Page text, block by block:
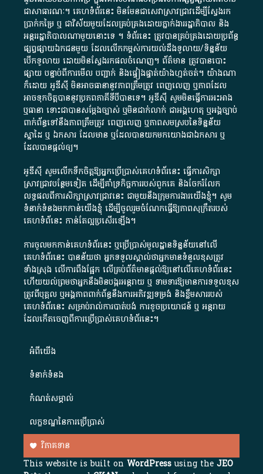
ជា​សាធារណៈ​។​ គេហទំព័រ​នេះ​ មិនមែន​ជា​សេវា​ស្រាវជ្រាវ​ដើម្បី​ស្វែងរក
ប្រាក់​កម្រៃ​ ឬ​ ជា​វិស័យ​មួយ​ដែល​គ្រប់គ្រង​ដោយ​ភ្នាក់ងារ​រដ្ឋាភិបាល​ និង ​
អន្តររដ្ឋាភិបាល​ណាមួយ​នោះ​ទេ ​។​ ទំព័រ​នេះ​ ត្រូវ​បាន​គ្រប់គ្រង​ដោយ​ប្រព័ន្ធ​
ផ្សព្វផ្សាយ​ឯកជន​មួយ​ ដែល​លើកកម្ពស់​ការ​យល់​ដឹង​ទូលាយ​/​ទិន្នន័យ​
បើក​ទូលាយ​ ដោយ​មិនស្វែង​រក​ផល​ចំណេញ​។​ ព័ត៌មាន​ ត្រូវ​បាន​បោះ
ផ្សាយ​ បន្ទាប់​ពី​ការ​មើល​ បញ្ជាក់​ និង​ផ្ទៀងផ្ទាត់​យ៉ាង​ហ្មត់ចត់​។​ យ៉ាងណា​
ក៏​ដោយ​ អូ​ឌី​ស៊ី​ មិន​អាច​ធានា​នូវ​ភាព​ត្រឹមត្រូវ​ ពេញលេញ​ ឬ​ភាព​ដែល​
អាច​ទុកចិត្ត​បាននូវ​ប្រភព​ភាគី​ទី​បី​បាន​ទេ​។​ អូ​ឌី​ស៊ី​ សូម​មិន​ធ្វើការ​អះអាង​
ឬ​ធានា​ ទោះជា​បាន​សម្តែង​ច្បាស់​ ឬ​មិន​ជាក់លាក់​ ជា​អង្គហេតុ​ ឬ​អង្គច្បាប់​
ពាក់ព័ន្ធ​ទៅ​នឹង​ភាព​ត្រឹមត្រូវ​ ពេញលេញ​ ឬ​ភាព​សម​ស្រប​នៃ​ទិន្នន័យ​
ស្នាដៃ​ ឬ​ ឯកសារ​ ដែល​មាន​ ឬ​ដែល​បាន​យក​មក​យោង​ជា​ឯកសារ​ ឬ​
ដែល​បាន​ផ្តល់​ឲ្យ​។
អូឌីស៊ី សូមលើកទឹកចិត្តឱ្យអ្នកប្រើប្រាស់គេហទំព័រនេះ ធ្វើការសិក្សា
ស្រាវជ្រាវបន្ថែមទៀត ដើម្បីគាំទ្រកិច្ចការ​របស់ពួកគេ និងចែករំលែក
លទ្ធផលពីការសិក្សាស្រាវជ្រាវនេះ ជាមួយនឹងក្រុមការងារយើងខ្ញុំ។ សូម
ទំនាក់ទំនងមកកាន់យើងខ្ញុំ ដើម្បីចូលរួមចំណែកធ្វើឱ្យភាពសុក្រឹតរបស់
គេហទំព័នេះ កាន់តែល្អប្រសើរឡើង។
ការចូលមកកាន់គេហទំព័រនេះ ឬប្រើប្រាស់មូលដ្ឋានទិន្នន័យនៅលើ
គេហទំព័រនេះ បានន័យថា អ្នកទទួលស្គាល់ថាអ្នកមានទំនួលខុសត្រូវ
ទាំងស្រុង លើការពឹងផ្អែក លើគ្រប់ព័ត៌មានផ្តល់ឱ្យនៅលើគេហទំព័រនេះ
ហើយយល់ព្រមថាអ្នកនឹងមិនបង្ករអន្តរាយ ឬ ទាមទារ​ឱ្យមានការទទួលខុស​
ត្រូវពីបុគ្គល ឬអង្គភាពពាក់ព័ន្ធនឹងការអភិវឌ្ឍទម្រង់ និងខ្លឹមសាររបស់
គេហទំព័រនេះ សម្រាប់រាល់ការបាត់បង់ ការខូចប្រយោជន៍ ឬ អន្តរាយ
ដែលកើតចេញពីការប្រើប្រាស់គេហទំព័រនេះ។
អំពី​យើង​
ទំនាក់ទំនង
កំណត់សម្គាល់
លក្ខខណ្ឌនៃការប្រើប្រាស់
វិភាគទាន
This website is built onWordPressusing theJEO